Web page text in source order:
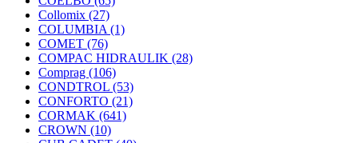
Collomix (27)
COLUMBIA (1)
COMET (76)
COMPAC HIDRAULIK (28)
Comprag (106)
CONDTROL (53)
CONFORTO (21)
CORMAK (641)
CROWN (10)